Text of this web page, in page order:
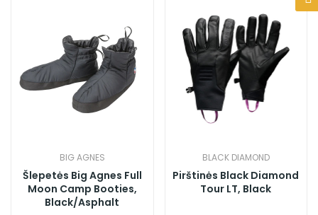
BIG AGNES
Šlepetės Big Agnes Full
Moon Camp Booties,
Black/Asphalt
BLACK DIAMOND
Pirštinės Black Diamond
Tour LT, Black